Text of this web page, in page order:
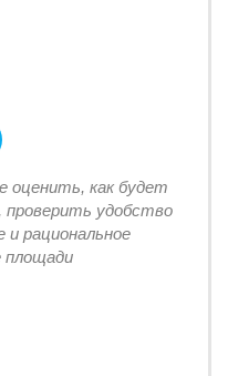
оценить, как будет
удобство
и рациональное
площади